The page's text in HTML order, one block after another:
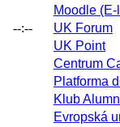
--:--
Moodle
UK Forum
UK Point
Centrum
Platforma
Klub
Evropská